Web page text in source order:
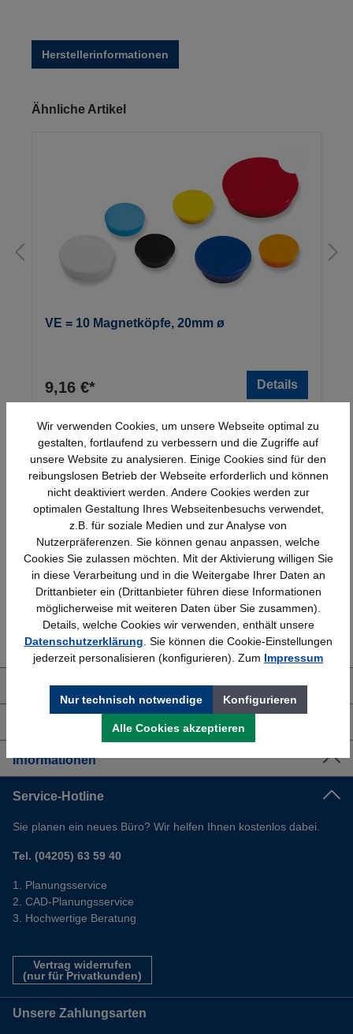
Herstellerinformationen
Produktgalerie überspringen
Ähnliche Artikel
VE = 10 Magnetköpfe, 20mm ø
9,16 €* Details
Schnelle Lieferung
Bundesweit
Topmarken
Faire Preise
Erfahrung Kostenlose Beratung
Über uns
Informationen
Service-Hotline
Sie planen ein neues Büro? Wir helfen Ihnen kostenlos dabei.
Tel. (04205) 63 59 40
Planungsservice
CAD-Planungsservice
Hochwertige Beratung
Vertrag widerrufen
(nur für Privatkunden)
Unsere Zahlungsarten
Wir verwenden Cookies, um unsere Webseite optimal zu
gestalten, fortlaufend zu verbessern und die Zugriffe auf
unsere Website zu analysieren. Einige Cookies sind für den
reibungslosen Betrieb der Webseite erforderlich und können
nicht deaktiviert werden. Andere Cookies werden zur
optimalen Gestaltung Ihres Webseitenbesuchs verwendet,
z.B. für soziale Medien und zur Analyse von
Nutzerpräferenzen. Sie können genau anpassen, welche
Cookies Sie zulassen möchten. Mit der Aktivierung willigen Sie
in diese Verarbeitung und in die Weitergabe Ihrer Daten an
Drittanbieter ein (Drittanbieter führen diese Informationen
möglicherweise mit weiteren Daten über Sie zusammen).
Details, welche Cookies wir verwenden, enthält unsere
Datenschutzerklärung . Sie können die Cookie-Einstellungen
jederzeit personalisieren (konfigurieren). Zum Impressum
Nur technisch notwendige Konfigurieren
Alle Cookies akzeptieren